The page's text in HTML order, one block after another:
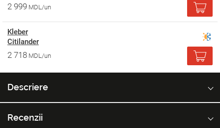
2 999 MDL/un
Kleber
Citilander
2 718 MDL/un
Descriere
Recenzii